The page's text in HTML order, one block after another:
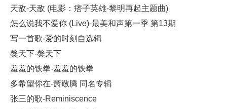
天敌-天敌 (电影：痞子英雄-黎明再起主题曲)
怎么说我不爱你 (Live)-最美和声第一季 第13期
写一首歌-爱的时刻自选辑
獒天下-獒天下
羞羞的铁拳-羞羞的铁拳
多希望你在-萧敬腾 同名专辑
张三的歌-Reminiscence